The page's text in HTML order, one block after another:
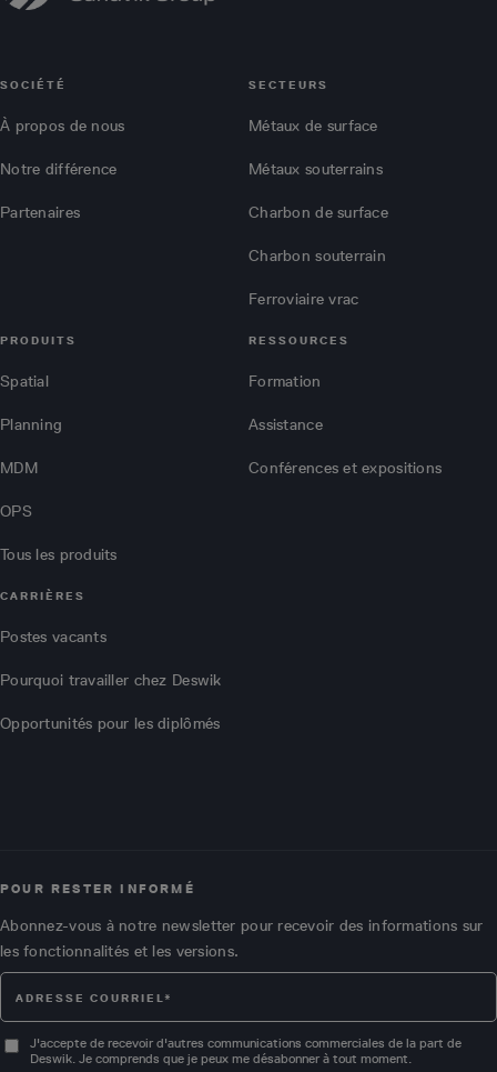
SOCIÉTÉ
À propos de nous
Notre différence
Partenaires
SECTEURS
Métaux de surface
Métaux souterrains
Charbon de surface
Charbon souterrain
Ferroviaire vrac
PRODUITS
Spatial
Planning
MDM
OPS
Tous les produits
RESSOURCES
Formation
Assistance
Conférences et expositions
CARRIÈRES
Postes vacants
Pourquoi travailler chez Deswik
Opportunités pour les diplômés
POUR RESTER INFORMÉ
Abonnez-vous à notre newsletter pour recevoir des informations sur
les fonctionnalités et les versions.
J'accepte de recevoir d'autres communications commerciales de la part de
Deswik. Je comprends que je peux me désabonner à tout moment.